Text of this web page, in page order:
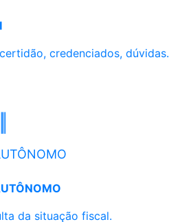
credenciados, dúvidas.
da situação fiscal.